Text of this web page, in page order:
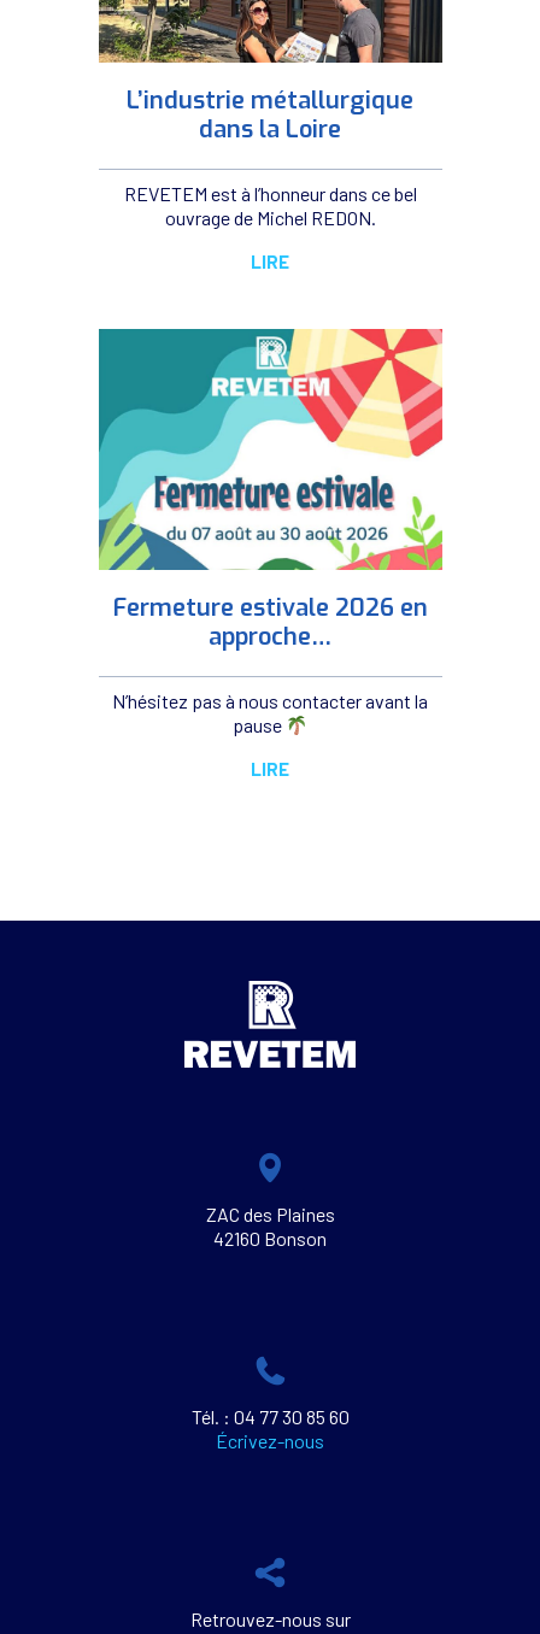
L’industrie métallurgique
dans la Loire
REVETEM est à l’honneur dans ce bel
ouvrage de Michel REDON.
LIRE
Fermeture estivale 2026 en
approche…
N’hésitez pas à nous contacter avant la
pause
LIRE
ZAC des Plaines
42160 Bonson
Tél. : 04 77 30 85 60
Écrivez-nous
Retrouvez-nous sur